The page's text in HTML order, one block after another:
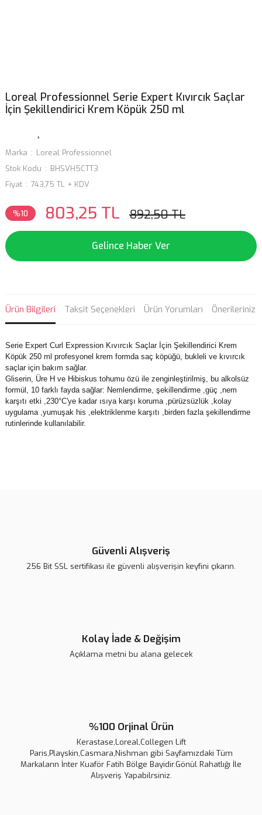
Loreal Professionnel Serie Expert Kıvırcık Saçlar
İçin Şekillendirici Krem Köpük 250 ml
Marka
Loreal Professionnel
Stok Kodu
BHSVH5CTT3
Fiyat
743,75 TL + KDV
%10 803,25 TL 892,50 TL
Gelince Haber Ver
Ürün Bilgileri Taksit Seçenekleri Ürün Yorumları Önerileriniz
Serie Expert Curl Expression Kıvırcık Saçlar İçin Şekillendirici Krem
Köpük 250 ml profesyonel krem formda saç köpüğü, bukleli ve kıvırcık
saçlar için bakım sağlar.
Gliserin, Üre H ve Hibiskus tohumu özü ile zenginleştirilmiş, bu alkolsüz
formül, 10 farklı fayda sağlar: Nemlendirme, şekillendirme ,güç ,nem
karşıtı etki ,230°C'ye kadar ısıya karşı koruma ,pürüzsüzlük ,kolay
uygulama ,yumuşak his ,elektriklenme karşıtı ,birden fazla şekillendirme
rutinlerinde kullanılabilir.
Güvenli Alışveriş
256 Bit SSL sertifikası ile güvenli alışverişin keyfini çıkarın.
Kolay İade & Değişim
Açıklama metni bu alana gelecek
%100 Orjinal Ürün
Kerastase,Loreal,Collegen Lift
Paris,Playskin,Casmara,Nishman gibi Sayfamızdaki Tüm
Markaların İnter Kuaför Fatih Bölge Bayidir.Gönül Rahatlığı İle
Alışveriş Yapabilrsiniz.